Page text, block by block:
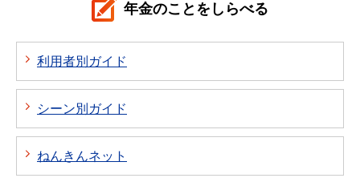
年金のことをしらべる
利用者別ガイド
シーン別ガイド
ねんきんネット